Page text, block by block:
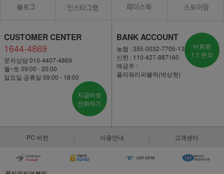
CUSTOMER CENTER
1644-4869
문자상담 010-4407-4869
월~토 09:00 - 20:00
일요일·공휴일 09:00 - 18:00
지금바로
전화하기
BANK ACCOUNT
농협 : 355-0032-7705-13
신한 : 110-427-887160
예금주 :
플라워리퍼블릭(박상현)
비회원
1:1 문의
PC 버전 이용안내 고객센터